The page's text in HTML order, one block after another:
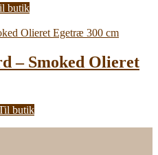
kr..
butik
– Smoked Olieret
butik